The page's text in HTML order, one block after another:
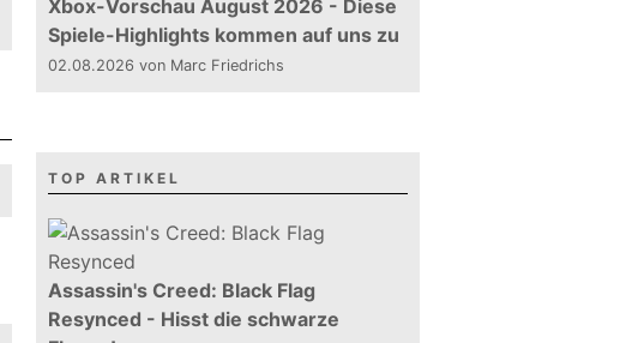
Xbox-Vorschau August 2026 - Diese
Spiele-Highlights kommen auf uns zu
02.08.2026 von Marc Friedrichs
TOP ARTIKEL
Assassin's Creed: Black Flag
Resynced - Hisst die schwarze